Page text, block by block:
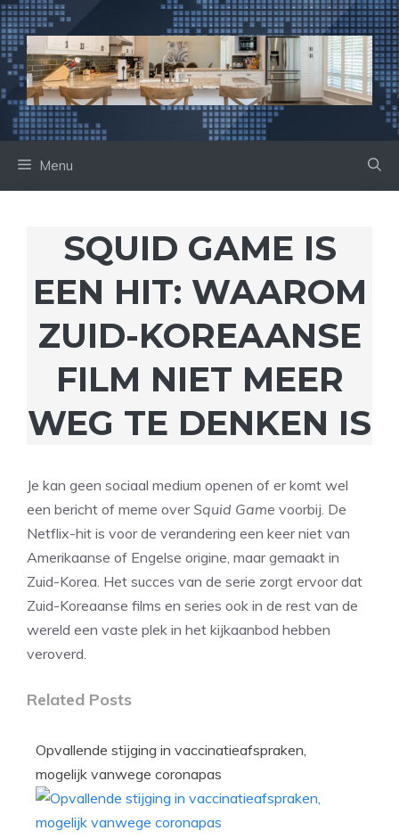
Ga
naar
de
inhoud
Menu
SQUID GAME IS
EEN HIT: WAAROM
ZUID-KOREAANSE
FILM NIET MEER
WEG TE DENKEN IS
Je kan geen sociaal medium openen of er komt wel
een bericht of meme overSquid Game voorbij. De
Netflix-hit is voor de verandering een keer niet van
Amerikaanse of Engelse origine, maar gemaakt in
Zuid-Korea. Het succes van de serie zorgt ervoor dat
Zuid-Koreaanse films en series ook in de rest van de
wereld een vaste plek in het kijkaanbod hebben
veroverd.
Related Posts
Opvallende stijging in vaccinatieafspraken,
mogelijk vanwege coronapas